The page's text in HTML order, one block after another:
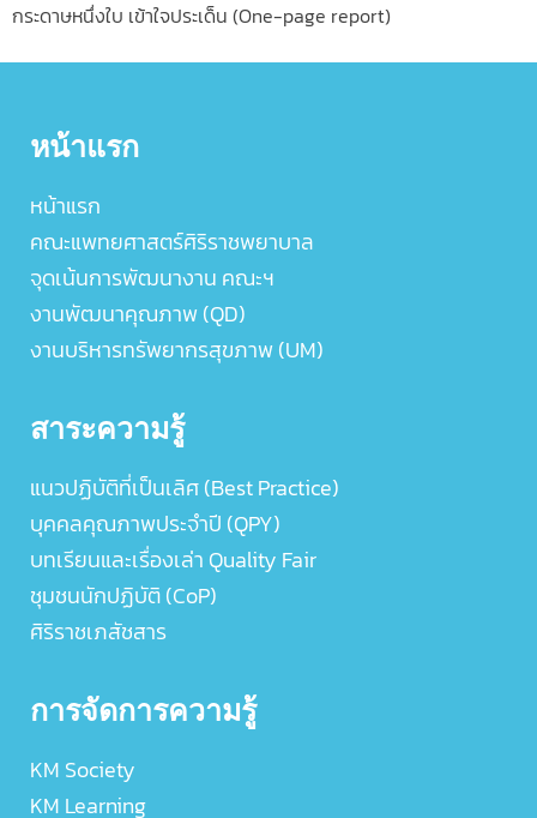
กระดาษหนึ่งใบ เข้าใจประเด็น (One-page report)
หน้าแรก
หน้าแรก
คณะแพทยศาสตร์ศิริราชพยาบาล
จุดเน้นการพัฒนางาน คณะฯ
งานพัฒนาคุณภาพ (QD)
งานบริหารทรัพยากรสุขภาพ (UM)
สาระความรู้
แนวปฏิบัติที่เป็นเลิศ (Best Practice)
บุคคลคุณภาพประจำปี (QPY)
บทเรียนและเรื่องเล่า Quality Fair
ชุมชนนักปฏิบัติ (CoP)
ศิริราชเภสัชสาร
การจัดการความรู้
KM Society
KM Learning